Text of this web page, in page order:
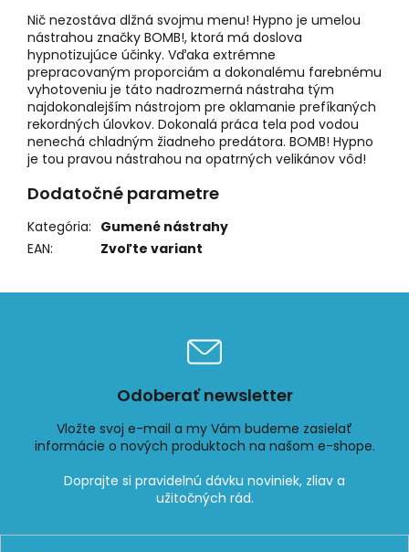
Nič nezostáva dlžná svojmu menu! Hypno je umelou
nástrahou značky BOMB!, ktorá má doslova
hypnotizujúce účinky. Vďaka extrémne
prepracovaným proporciám a dokonalému farebnému
vyhotoveniu je táto nadrozmerná nástraha tým
najdokonalejším nástrojom pre oklamanie prefíkaných
rekordných úlovkov. Dokonalá práca tela pod vodou
nenechá chladným žiadneho predátora. BOMB! Hypno
je tou pravou nástrahou na opatrných velikánov vôd!
Dodatočné parametre
Kategória: Gumené nástrahy
EAN: Zvoľte variant
Odoberať newsletter
Vložte svoj e-mail a my Vám budeme zasielať
informácie o nových produktoch na našom e-shope.